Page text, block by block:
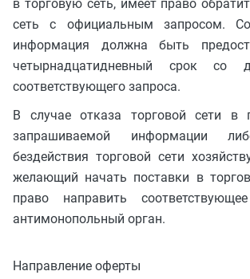
в торговую сеть, имеет право
сеть с официальным запросом.
информация должна быть
четырнадцатидневный срок со
соответствующего запроса.
В случае отказа торговой сети в
запрашиваемой информации
бездействия торговой сети
желающий начать поставки в
право направить
антимонопольный орган.
Направление оферты